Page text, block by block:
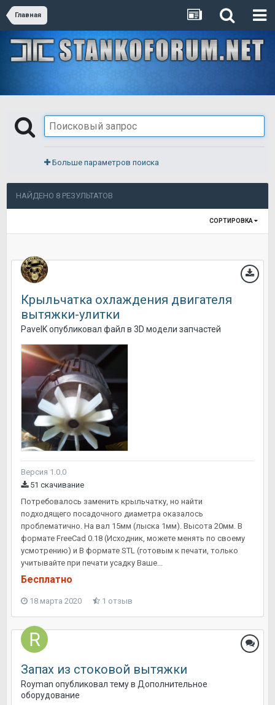
Главная
Больше параметров поиска
НАЙДЕНО 8 РЕЗУЛЬТАТОВ
СОРТИРОВКА
Крыльчатка охлаждения двигателя
вытяжки-улитки
PavelKопубликовал файл в 3D модели запчастей
Версия 1.0.0
51 скачивание
Потребовалось заменить крыльчатку, но найти
подходящего посадочного диаметра оказалось
проблематично. На вал 15мм (лыска 1мм). Высота 20мм. В
формате FreeCad 0.18 (Исходник, можете менять по своему
усмотрению) и В формате STL (готовым к печати, только
учитывайте при печати усадку Ваше...
Бесплатно
18 марта 2020 1 отзыв
Запах из стоковой вытяжки
Royman опубликовал тему в Дополнительное
оборудование